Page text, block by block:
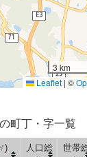
3 km
Leaflet|©
町丁・字一覧
)
人口総
世帯